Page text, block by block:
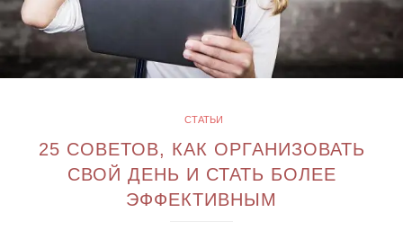
СТАТЬИ
25 СОВЕТОВ, КАК ОРГАНИЗОВАТЬ
СВОЙ ДЕНЬ И СТАТЬ БОЛЕЕ
ЭФФЕКТИВНЫМ